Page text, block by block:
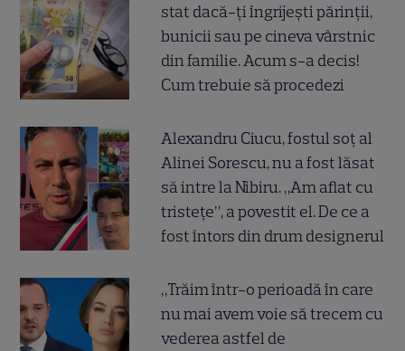
stat dacă-ți îngrijești părinții,
bunicii sau pe cineva vârstnic
din familie. Acum s-a decis!
Cum trebuie să procedezi
Alexandru Ciucu, fostul soț al
Alinei Sorescu, nu a fost lăsat
să intre la Nibiru. „Am aflat cu
tristețe”, a povestit el. De ce a
fost întors din drum designerul
„Trăim într-o perioadă în care
nu mai avem voie să trecem cu
vederea astfel de